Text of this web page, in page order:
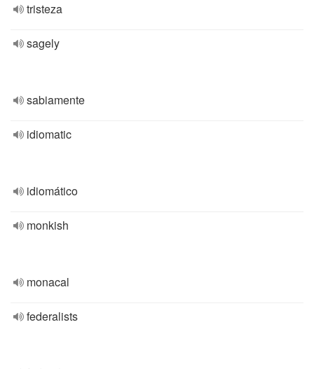
tristeza
sagely
sabiamente
idiomatic
idiomático
monkish
monacal
federalists